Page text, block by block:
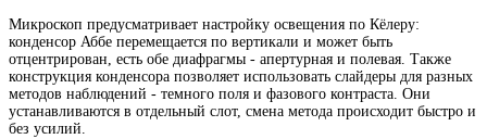
Микроскоп предусматривает настройку освещения по Кёлеру:
конденсор Аббе перемещается по вертикали и может быть
отцентрирован, есть обе диафрагмы - апертурная и полевая. Также
конструкция конденсора позволяет использовать слайдеры для разных
методов наблюдений - темного поля и фазового контраста. Они
устанавливаются в отдельный слот, смена метода происходит быстро и
без усилий.